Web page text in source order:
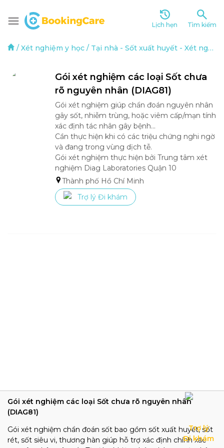
Lịch hẹn Tìm kiếm
/ Xét nghiệm y học / Tại nhà - Sốt xuất huyết - Xét nghiệm y học
Gói xét nghiệm các loại Sốt chưa
rõ nguyên nhân (DIAG81)
Gói xét nghiệm giúp chẩn đoán nguyên nhân
gây sốt, nhiễm trùng, hoặc viêm cấp/mạn tính
xác định tác nhân gây bệnh...
Cần thực hiện khi có các triệu chứng nghi ngờ
và đang trong vùng dịch tễ.
Gói xét nghiệm thực hiện bởi Trung tâm xét
nghiệm Diag Laboratories Quận 10
Thành phố Hồ Chí Minh
Trợ lý Đi khám
Gói xét nghiệm các loại Sốt chưa rõ nguyên nhân
(DIAG81)
Gói xét nghiệm chẩn đoán sốt bao gồm sốt xuất huyết, sốt
rét, sốt siêu vi, thương hàn giúp hỗ trợ xác định chính xác
Trợ lý
Đi khám